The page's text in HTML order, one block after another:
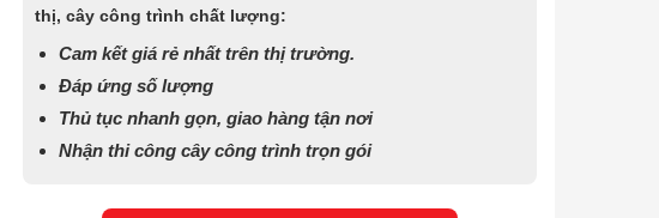
thị, cây công trình chất lượng:
Cam kết giá rẻ nhất trên thị trường.
Đáp ứng số lượng
Thủ tục nhanh gọn, giao hàng tận nơi
Nhận thi công cây công trình trọn gói